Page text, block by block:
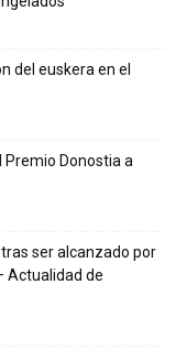
del euskera en el
Premio Donostia a
ser alcanzado por
Actualidad de